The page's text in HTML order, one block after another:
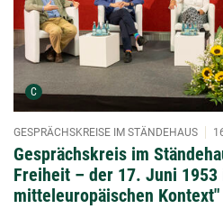
C Urheber der Grafik:
Gesprächskreis im
Freiheit – der 17. Juni 1953
mitteleuropäischen Kontext"
GESPRÄCHSKREISE IM STÄNDEHAUS